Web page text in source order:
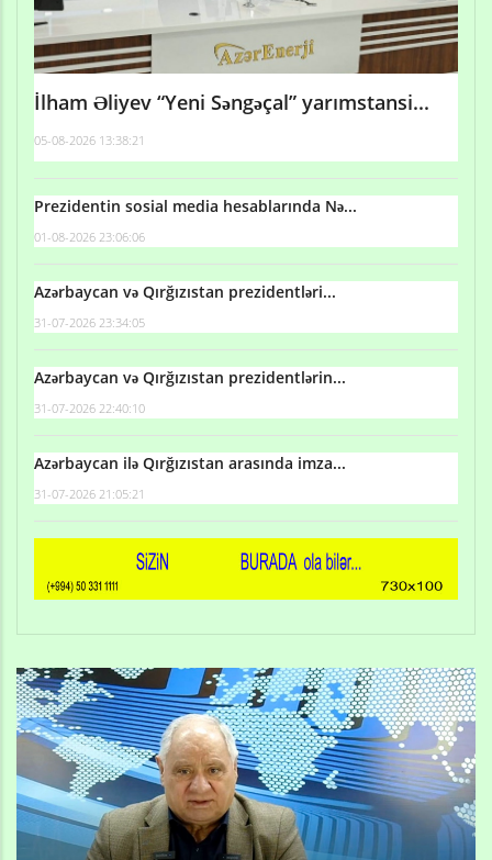
İlham Əliyev “Yeni Səngəçal” yarımstansi...
05-08-2026 13:38:21
Prezidentin sosial media hesablarında Nə...
01-08-2026 23:06:06
Azərbaycan və Qırğızıstan prezidentləri...
31-07-2026 23:34:05
Azərbaycan və Qırğızıstan prezidentlərin...
31-07-2026 22:40:10
Azərbaycan ilə Qırğızıstan arasında imza...
31-07-2026 21:05:21